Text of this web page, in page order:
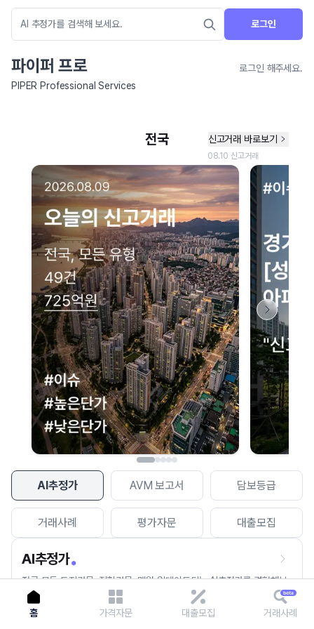
로그인
파이퍼 프로
로그인 해주세요.
PIPER Professional Services
AI추정가 AVM 보고서 담보등급
거래사례 평가자문 대출모집
AI추정가
전국 모든 토지건물, 집합건물, 매월 업데이트되는 AI추정가를 경험해보
세요.
네이버 지도 연결 안내
현재 네이버 지도 연결이 원활하지 않아 지도를 불러올 수 없습니다.
이용에 불편을 드려 죄송합니다.
다시 시도
홈 가격자문 대출모집 거래사례